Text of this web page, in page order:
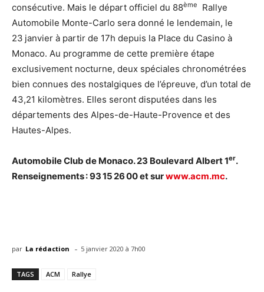
consécutive. Mais le départ officiel du 88ème
Rallye
Automobile Monte-Carlo sera donné le lendemain, le
23 janvier à partir de 17h depuis la Place du Casino à
Monaco. Au programme de cette première étape
exclusivement nocturne, deux spéciales chronométrées
bien connues des nostalgiques de l’épreuve, d’un total de
43,21 kilomètres. Elles seront disputées dans les
départements des Alpes-de-Haute-Provence et des
Hautes-Alpes.
Automobile Club de Monaco. 23 Boulevard Albert 1er.
Renseignements : 93 15 26 00 et surwww.acm.mc.
par La rédaction - 5 janvier 2020 à 7h00
TAGS ACM Rallye